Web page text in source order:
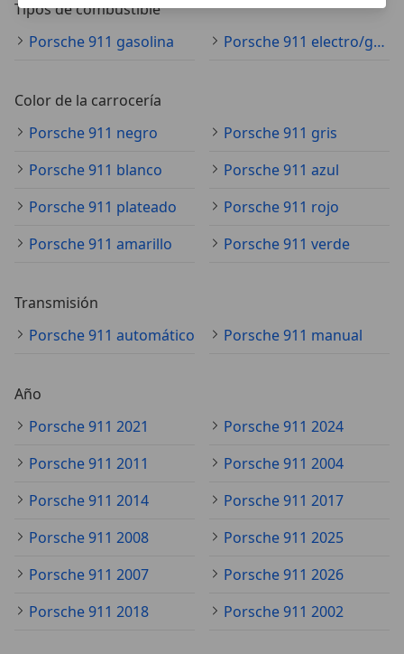
Tipos de combustible
Porsche 911 gasolina
Porsche 911 electro/gasolina
Color de la carrocería
Porsche 911 negro
Porsche 911 gris
Porsche 911 blanco
Porsche 911 azul
Porsche 911 plateado
Porsche 911 rojo
Porsche 911 amarillo
Porsche 911 verde
Transmisión
Porsche 911 automático
Porsche 911 manual
Año
Porsche 911 2021
Porsche 911 2024
Porsche 911 2011
Porsche 911 2004
Porsche 911 2014
Porsche 911 2017
Porsche 911 2008
Porsche 911 2025
Porsche 911 2007
Porsche 911 2026
Porsche 911 2018
Porsche 911 2002